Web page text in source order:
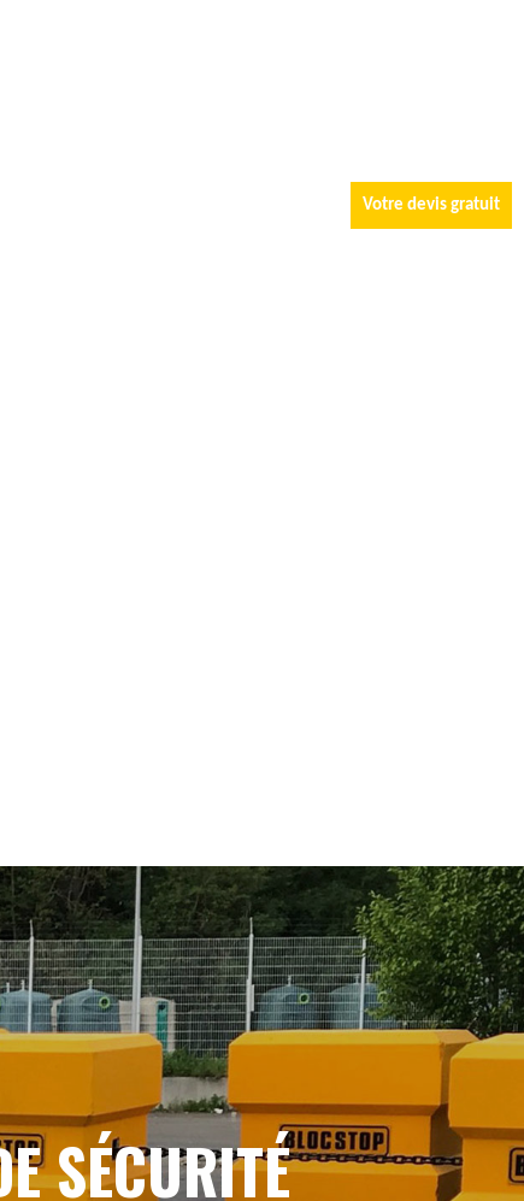
Votre devis gratuit
SÉCURITÉ